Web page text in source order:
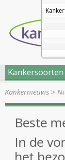
Kankersoorten
Kankernieuws >
Beste
In de